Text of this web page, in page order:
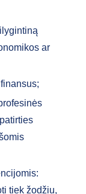
ar
tiek žodžiu,